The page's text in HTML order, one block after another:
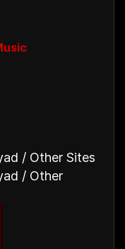
/ Other Sites
/ Other